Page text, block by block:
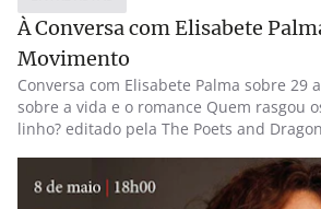
À Conversa com Elisabete
Movimento
Conversa com Elisabete Palma sobre 29
sobre a vida e o romance Quem rasgou os meus lençóis de
linho? editado pela The Poets and